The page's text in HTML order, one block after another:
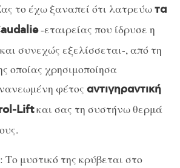
το έχω ξαναπεί ότι λατρεύωτα
-εταιρείας που ίδρυσε η
συνεχώς εξελίσσεται-, από τη
οποίας χρησιμοποίησα
φέτος αντιγηραντική
Liftκαι σας τη συστήνω θερμά
μυστικό της κρύβεται στo